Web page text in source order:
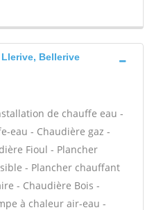
Bellerive
de chauffe eau -
eau - Chaudière gaz -
Fioul - Plancher
- Plancher chauffant
- Chaudière Bois -
à chaleur air-eau -